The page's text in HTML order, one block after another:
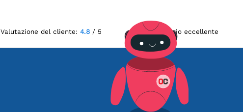
Valutazione del cliente: 4.8/ 5 Servizio eccellente